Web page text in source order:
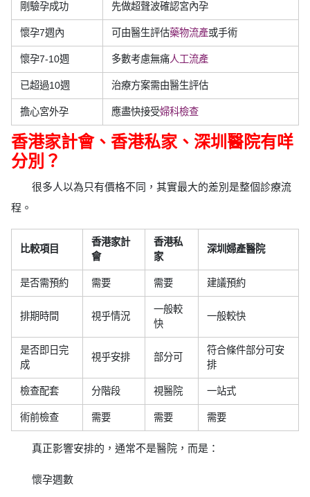
剛驗孕成功 先做超聲波確認宮內孕
懷孕7週內 可由醫生評估藥物流產或手術
懷孕7-10週 多數考慮無痛人工流產
已超過10週 治療方案需由醫生評估
擔心宮外孕 應盡快接受婦科檢查
香港家計會、香港私家、深圳醫院有咩
分別？
很多人以為只有價格不同，其實最大的差別是整個診療流
程。
比較項目
香港家計
會
香港私
家
深圳婦產醫院
是否需預約 需要 需要 建議預約
排期時間 視乎情況
一般較
快
一般較快
是否即日完
成
視乎安排 部分可
符合條件部分可安
排
檢查配套 分階段 視醫院 一站式
術前檢查 需要 需要 需要
真正影響安排的，通常不是醫院，而是：
懷孕週數